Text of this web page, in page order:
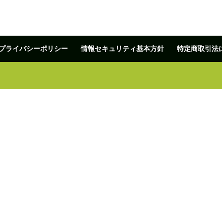
ライバシーポリシー 情報セキュリティ基本方針 特定商取引法